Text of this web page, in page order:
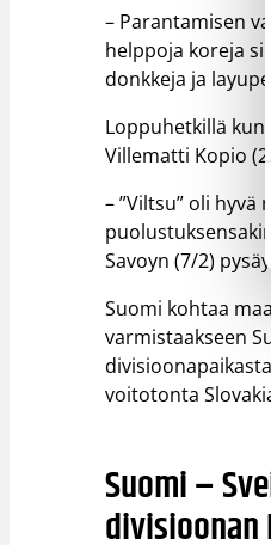
– Parantamisen
helppoja koreja
donkkeja ja
Loppuhetkillä
Villematti Kopio
– ”Viltsu” oli
Savoyn (7/2)
Suomi kohtaa
varmistaakseen
voitotonta
Suomi –
divisioonan